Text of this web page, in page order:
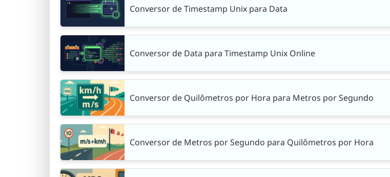
Conversor de Timestamp Unix para Data
Conversor de Data para Timestamp Unix Online
Conversor de Quilômetros por Hora para Metros por Segundo
Conversor de Metros por Segundo para Quilômetros por Hora